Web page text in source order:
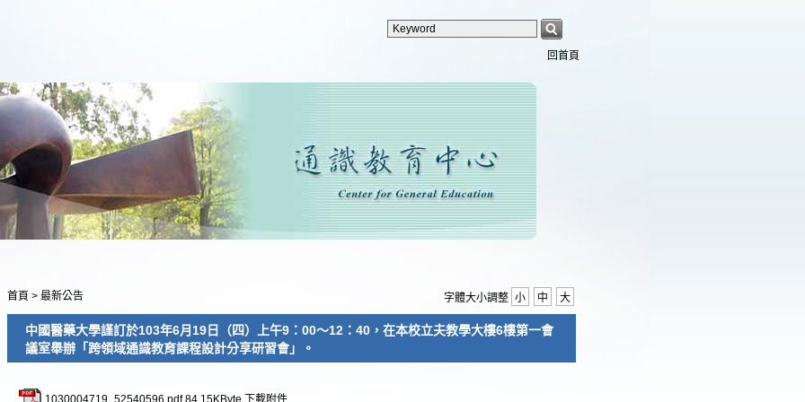
回首頁
首頁 > 最新公告 字體大小調整 小 中 大
中國醫藥大學謹訂於103年6月19日（四）上午9：00～12：40，在本校立夫教學大樓6樓第一會
議室舉辦「跨領域通識教育課程設計分享研習會」。
1030004719_52540596.pdf 84.15KByte 下載附件